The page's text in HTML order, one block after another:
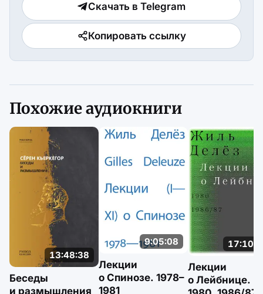
Скачать в Telegram
Копировать ссылку
Похожие аудиокниги
13:48:38
Беседы
и размышления
9:05:08
Лекции
о Спинозе. 1978–
1981
Лекции
о Лейбнице.